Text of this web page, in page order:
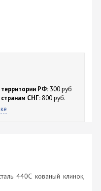
РФ: 300 руб
СНГ: 800 руб.
440C кованый клинок,